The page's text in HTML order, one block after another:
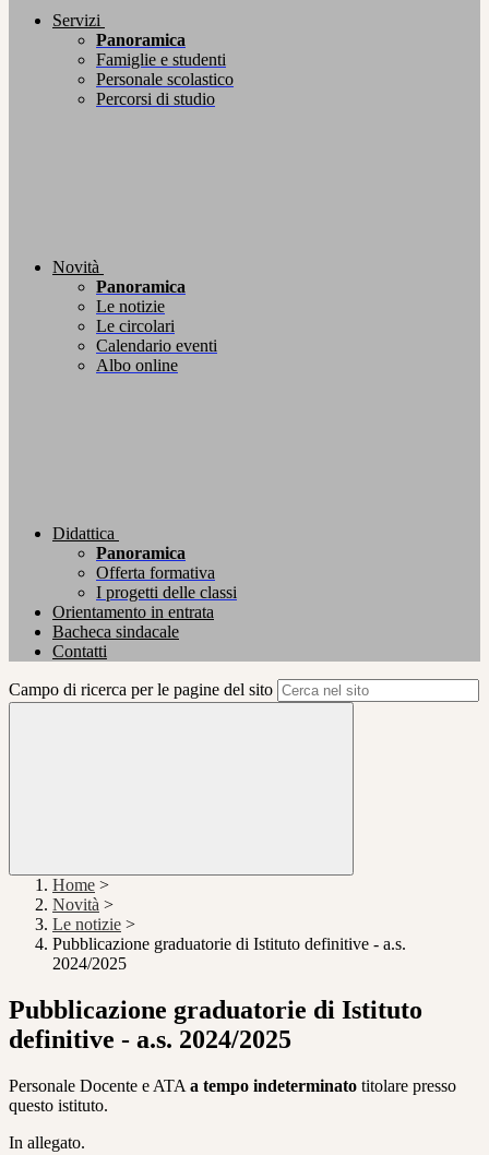
Servizi
Panoramica
Famiglie e studenti
Personale scolastico
Percorsi di studio
Novità
Panoramica
Le notizie
Le circolari
Calendario eventi
Albo online
Didattica
Panoramica
Offerta formativa
I progetti delle classi
Orientamento in entrata
Bacheca sindacale
Contatti
Campo di ricerca per le pagine del sito
Home >
Novità >
Le notizie >
Pubblicazione graduatorie di Istituto definitive - a.s.
2024/2025
Pubblicazione graduatorie di Istituto
definitive - a.s. 2024/2025
Personale Docente e ATA a tempo indeterminato titolare presso
questo istituto.
In allegato.